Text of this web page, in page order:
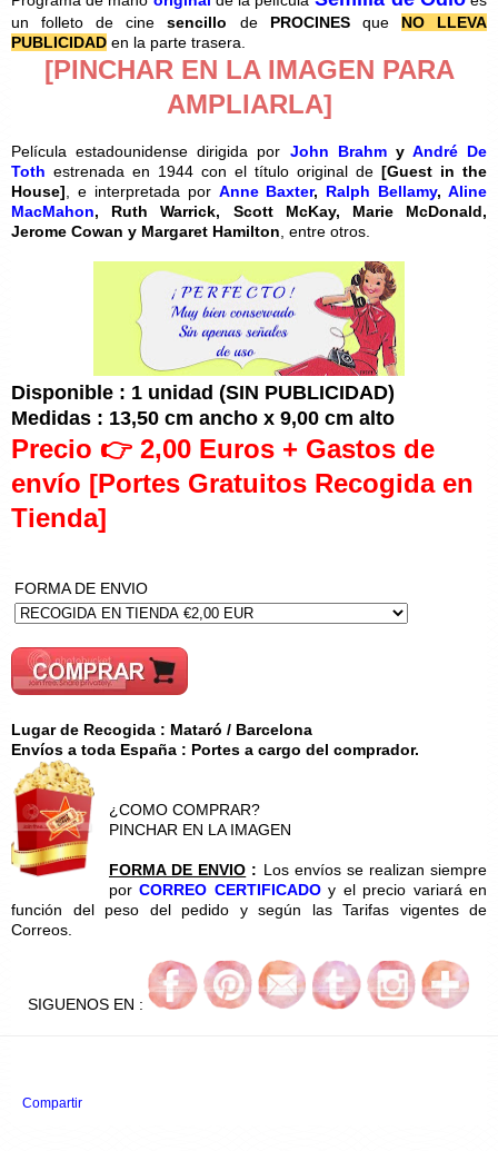
un folleto de cine
sencillo de PROCINESque
NO LLEVA
PUBLICIDAD en la parte trasera.
[PINCHAR EN LA IMAGEN PARA
AMPLIARLA]
Película estadounidense dirigida por John Brahmy André De
Toth estrenada en 1944 con el título original de [Guest in the
House] , e interpretada por Anne Baxter, Ralph Bellamy, Aline
MacMahon, Ruth Warrick, Scott McKay, Marie McDonald,
Jerome Cowan y Margaret Hamilton , entre otros.
Disponible : 1 unidad (SIN PUBLICIDAD)
Medidas : 13,50 cm ancho x 9,00 cm alto
Precio 👉 2,00 Euros + Gastos de
envío [Portes Gratuitos Recogida en
Tienda]
FORMA DE ENVIO
Lugar de Recogida : Mataró / Barcelona
Envíos a toda España : Portes a cargo del comprador.
¿COMO COMPRAR?
PINCHAR EN LA IMAGEN
FORMA DE ENVIO : Los envíos se realizan siempre
porCORREO CERTIFICADOy el precio variará en
función del peso del pedido y según las Tarifas vigentes de
Correos.
SIGUENOS EN :
Compartir